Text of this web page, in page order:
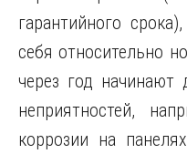
гарантийного
себя относительно
через год начинают
неприятностей,
коррозии на